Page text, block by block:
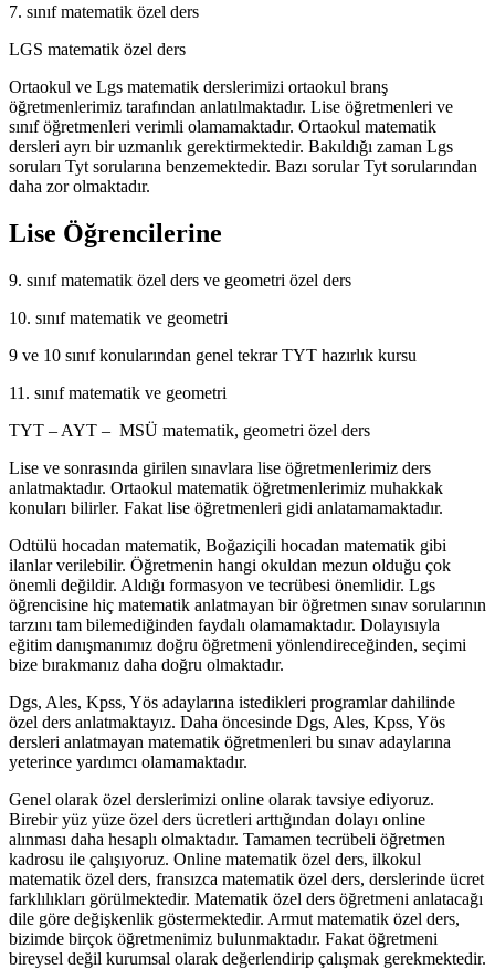
7. sınıf matematik özel ders
LGS matematik özel ders
Ortaokul ve Lgs matematik derslerimizi ortaokul branş
öğretmenlerimiz tarafından anlatılmaktadır. Lise öğretmenleri ve
sınıf öğretmenleri verimli olamamaktadır. Ortaokul matematik
dersleri ayrı bir uzmanlık gerektirmektedir. Bakıldığı zaman Lgs
soruları Tyt sorularına benzemektedir. Bazı sorular Tyt sorularından
daha zor olmaktadır.
Lise Öğrencilerine
9. sınıf matematik özel ders ve geometri özel ders
10. sınıf matematik ve geometri
9 ve 10 sınıf konularından genel tekrar TYT hazırlık kursu
11. sınıf matematik ve geometri
TYT – AYT – MSÜ matematik, geometri özel ders
Lise ve sonrasında girilen sınavlara lise öğretmenlerimiz ders
anlatmaktadır. Ortaokul matematik öğretmenlerimiz muhakkak
konuları bilirler. Fakat lise öğretmenleri gidi anlatamamaktadır.
Odtülü hocadan matematik, Boğaziçili hocadan matematik gibi
ilanlar verilebilir. Öğretmenin hangi okuldan mezun olduğu çok
önemli değildir. Aldığı formasyon ve tecrübesi önemlidir. Lgs
öğrencisine hiç matematik anlatmayan bir öğretmen sınav sorularının
tarzını tam bilemediğinden faydalı olamamaktadır. Dolayısıyla
eğitim danışmanımız doğru öğretmeni yönlendireceğinden, seçimi
bize bırakmanız daha doğru olmaktadır.
Dgs, Ales, Kpss, Yös adaylarına istedikleri programlar dahilinde
özel ders anlatmaktayız. Daha öncesinde Dgs, Ales, Kpss, Yös
dersleri anlatmayan matematik öğretmenleri bu sınav adaylarına
yeterince yardımcı olamamaktadır.
Genel olarak özel derslerimizi online olarak tavsiye ediyoruz.
Birebir yüz yüze özel ders ücretleri arttığından dolayı online
alınması daha hesaplı olmaktadır. Tamamen tecrübeli öğretmen
kadrosu ile çalışıyoruz. Online matematik özel ders, ilkokul
matematik özel ders, fransızca matematik özel ders, derslerinde ücret
farklılıkları görülmektedir. Matematik özel ders öğretmeni anlatacağı
dile göre değişkenlik göstermektedir. Armut matematik özel ders,
bizimde birçok öğretmenimiz bulunmaktadır. Fakat öğretmeni
bireysel değil kurumsal olarak değerlendirip çalışmak gerekmektedir.